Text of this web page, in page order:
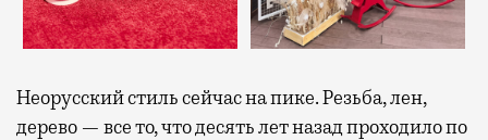
Неорусский стиль сейчас на пике. Резьба, лен,
дерево — все то, что десять лет назад проходило по